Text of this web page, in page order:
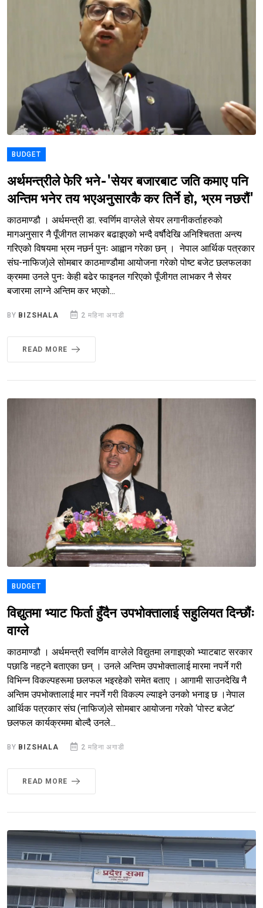
BUDGET
अर्थमन्त्रीले फेरि भने-'सेयर बजारबाट जति कमाए पनि
अन्तिम भनेर तय भएअनुसारकै कर तिर्ने हो, भ्रम नछरौं'
काठमाण्डौ । अर्थमन्त्री डा. स्वर्णिम वाग्लेले सेयर लगानीकर्ताहरुको
मागअनुसार नै पूँजीगत लाभकर बढाइएको भन्दै वर्षौदेखि अनिश्चितता अन्त्य
गरिएको विषयमा भ्रम नछर्न पुनः आह्वान गरेका छन् । नेपाल आर्थिक पत्रकार
संघ-नाफिज)ले सोमबार काठमाण्डौमा आयोजना गरेको पोष्ट बजेट छलफलका
क्रममा उनले पुनः केही बढेर फाइनल गरिएको पूँजीगत लाभकर नै सेयर
बजारमा लाग्ने अन्तिम कर भएको...
BY BIZSHALA 2 महिना अगाडी
READ MORE
BUDGET
विद्युतमा भ्याट फिर्ता हुँदैन उपभोक्तालाई सहुलियत दिन्छौंः
वाग्ले
काठमाण्डौ । अर्थमन्त्री स्वर्णिम वाग्लेले विद्युतमा लगाइएको भ्याटबाट सरकार
पछाडि नहट्ने बताएका छन् । उनले अन्तिम उपभोक्तालाई मारमा नपर्ने गरी
विभिन्न विकल्पहरूमा छलफल भइरहेको समेत बताए । आगामी साउनदेखि नै
अन्तिम उपभोक्तालाई मार नपर्ने गरी विकल्प ल्याइने उनको भनाइ छ ।नेपाल
आर्थिक पत्रकार संघ (नाफिज)ले सोमबार आयोजना गरेको ‘पोस्ट बजेट’
छलफल कार्यक्रममा बोल्दै उनले...
BY BIZSHALA 2 महिना अगाडी
READ MORE